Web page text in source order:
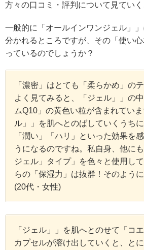
方々の口コミ・評判について見ていく
一般的に「オールインワンジェル」
分かれるところですが、その「使い
っているのでしょうか？
「濃密」はとても「柔らかめ」の
よく見てみると、「ジェル」」の
ムQ10」の黄色い粒が含まれてい
ル」」を肌へとのばしていくうち
「潤い」「ハリ」といった効果を
うになるのですね。私自身、他に
ジェル」タイプ」を色々と使用し
らの「保湿力」は抜群！そのように
(20代・女性)
「ジェル」」を肌へとのせて「コ
カプセルが溶け出していくと、と